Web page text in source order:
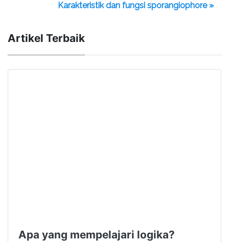
Karakteristik dan fungsi sporangiophore »
Artikel Terbaik
Apa yang mempelajari logika?